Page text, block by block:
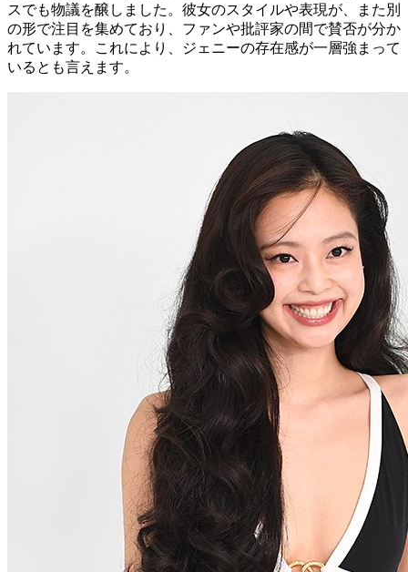
スでも物議を醸しました。彼女のスタイルや表現が、また別
の形で注目を集めており、ファンや批評家の間で賛否が分か
れています。これにより、ジェニーの存在感が一層強まって
いるとも言えます。